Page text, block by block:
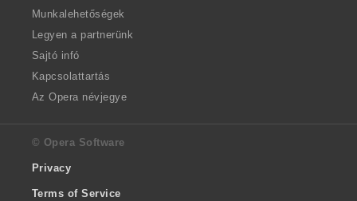
Munkalehetőségek
Legyen a partnerünk
Sajtó infó
Kapcsolattartás
Az Opera névjegye
© Opera Software
Privacy
Terms of Service